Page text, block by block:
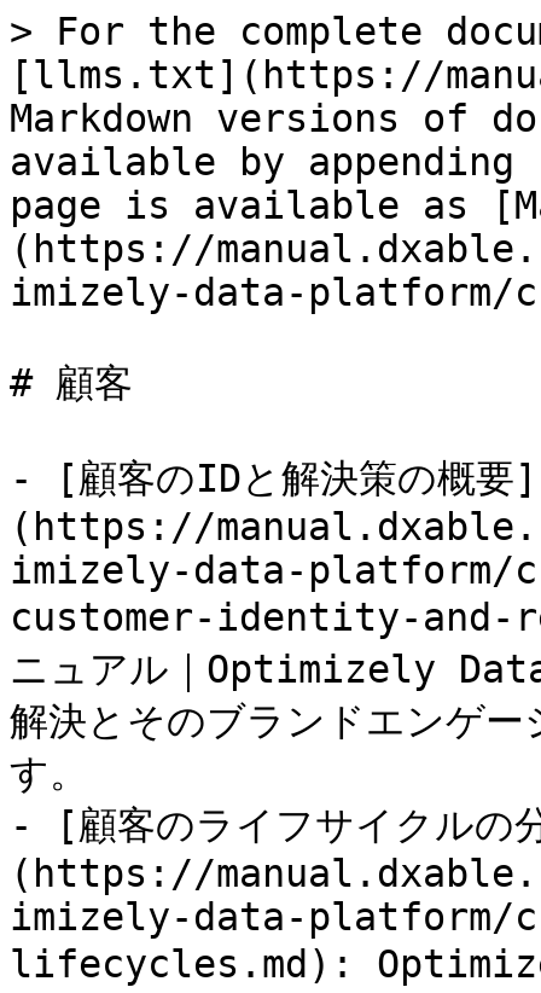
> For the complete
[llms.txt](https://
Markdown versions of
available by
page is available as
(https://
imizely-data-platform/
# 顧客
- [顧客のIDと解決策の概要]
(https://
imizely-data-platform/
customer-identity-and-
ニュアル｜Optimizely
解決とそのブランドエンゲ
す。
- [顧客のライフサイクルの
(https://
imizely-data-platform/
lifecycles.md):